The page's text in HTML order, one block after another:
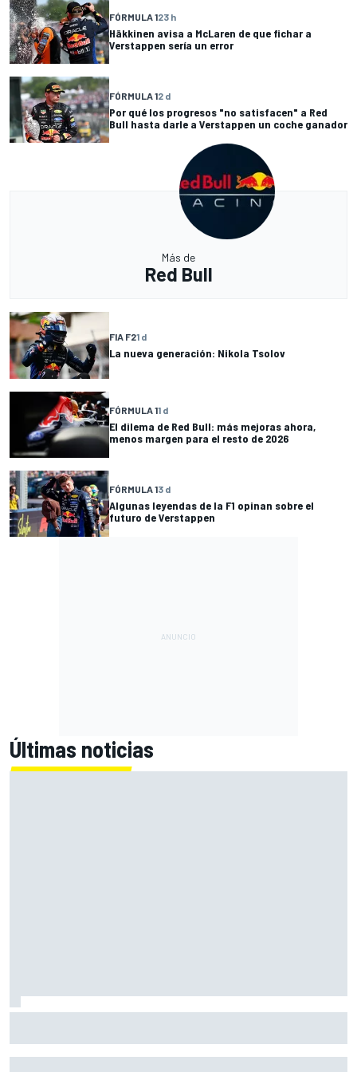
FÓRMULA 123 h
Häkkinen avisa a McLaren de que fichar a
Verstappen sería un error
FÓRMULA 12 d
Por qué los progresos "no satisfacen" a Red
Bull hasta darle a Verstappen un coche ganador
Más de
Red Bull
FIA F21 d
La nueva generación: Nikola Tsolov
FÓRMULA 11 d
El dilema de Red Bull: más mejoras ahora,
menos margen para el resto de 2026
FÓRMULA 13 d
Algunas leyendas de la F1 opinan sobre el
futuro de Verstappen
Últimas noticias